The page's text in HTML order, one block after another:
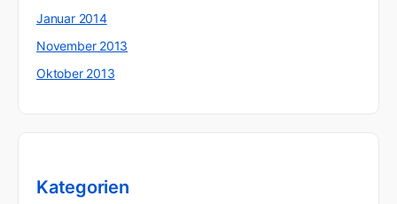
Januar 2014
November 2013
Oktober 2013
Kategorien